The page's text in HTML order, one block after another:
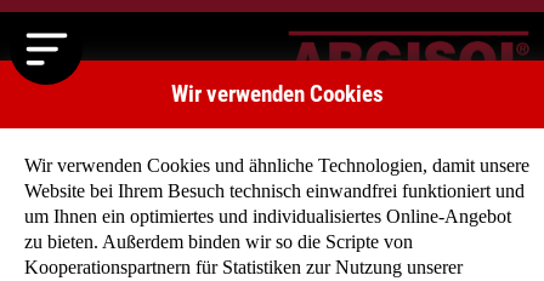
Wir verwenden Cookies
Wir verwenden Cookies und ähnliche Technologien, damit unsere
Website bei Ihrem Besuch technisch einwandfrei funktioniert und
um Ihnen ein optimiertes und individualisiertes Online-Angebot
zu bieten. Außerdem binden wir so die Scripte von
Kooperationspartnern für Statistiken zur Nutzung unserer